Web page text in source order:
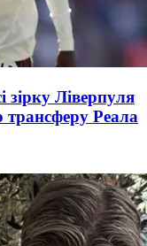
зірку Ліверпуля
трансферу Реала